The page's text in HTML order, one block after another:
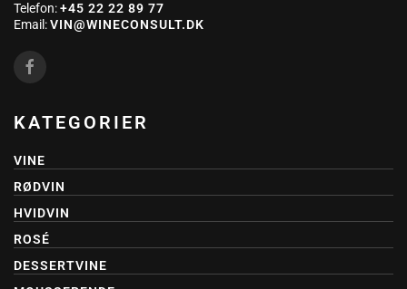
Telefon:+45 22 22 89 77
Email:VIN@WINECONSULT.DK
KATEGORIER
VINE
RØDVIN
HVIDVIN
ROSÉ
DESSERTVINE